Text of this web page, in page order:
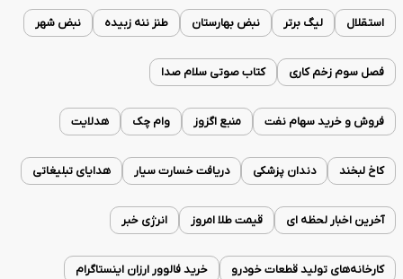
استقلال لیگ برتر نبض بهارستان طنز ننه زبیده نبض شهر
فصل سوم زخم کاری کتاب صوتی سلام صدا
فروش و خرید سهام نفت منبع اگزوز وام چک هدلایت
کاخ لبخند دندان پزشکی دریافت خسارت سیار هدایای تبلیغاتی
آخرین اخبار لحظه ای قیمت طلا امروز انرژی خبر
کارخانه‌های تولید قطعات خودرو خرید فالوور ارزان اینستاگرام